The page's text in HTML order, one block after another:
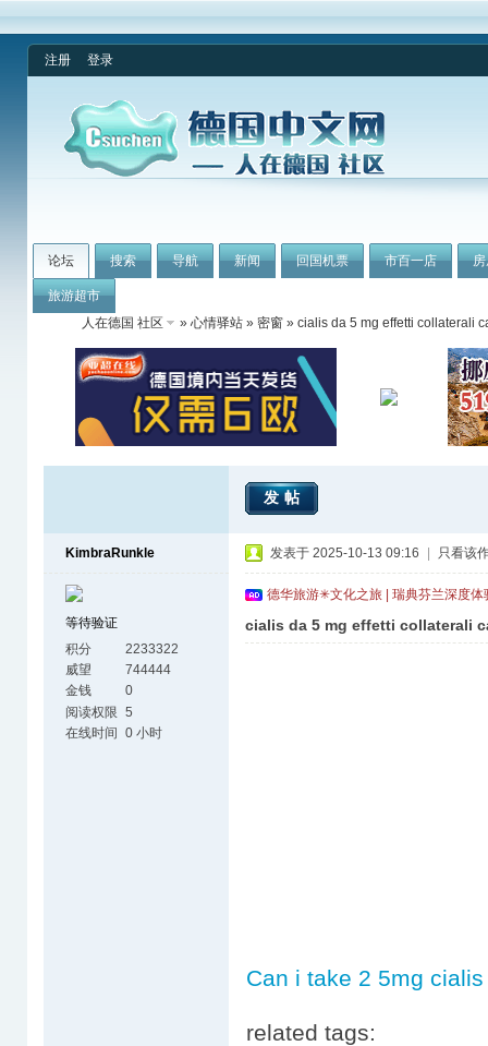
注册 登录
论坛 搜索 导航 新闻 回国机票 市百一店
旅游超市
人在德国 社区
» 心情驿站 » 密窗 » cialis da 5 mg effetti collaterali
发帖
KimbraRunkle
等待验证
积分
2233322
威望
744444
金钱
0
阅读权限 5
在线时间 0 小时
发表于 2025-10-13 09:16 只看该
德华旅游✳文化之旅 | 瑞典芬兰深度
cialis da 5 mg effetti collaterali
Can i take 2 5mg cialis
related tags: